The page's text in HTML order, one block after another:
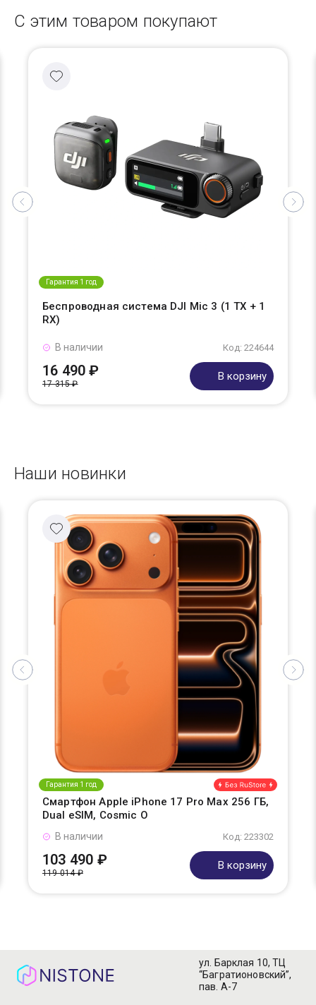
С этим товаром покупают
Гарантия 1 год
Беспроводная система DJI Mic 3 (1 TX + 1
RX)
Код: 224644
В наличии
16 490 ₽
17 315 ₽
В корзину
Наши новинки
Гарантия 1 год
Смартфон Apple iPhone 17 Pro Max 256 ГБ,
Dual eSIM, Cosmic O
Код: 223302
В наличии
103 490 ₽
119 014 ₽
В корзину
ул. Барклая 10, ТЦ
“Багратионовский”,
пав. А-7